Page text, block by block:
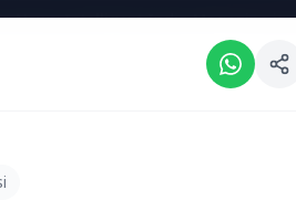
News: Intelligent India Magazine is
MADHYA